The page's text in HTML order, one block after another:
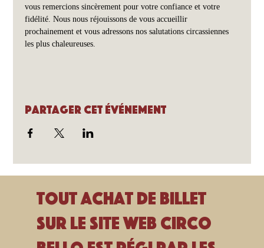
vous remercions sincèrement pour votre confiance et votre
fidélité. Nous nous réjouissons de vous accueillir
prochainement et vous adressons nos salutations circassiennes
les plus chaleureuses.
Partager cet événement
Tout achat de billet
sur le site Web Circo